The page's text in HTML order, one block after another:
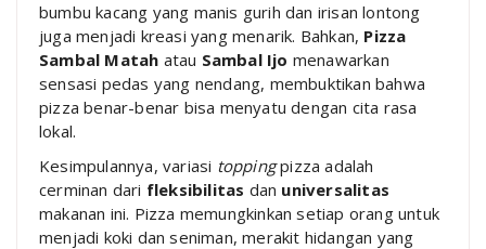
bumbu kacang yang manis gurih dan irisan lontong
juga menjadi kreasi yang menarik. Bahkan, Pizza
Sambal Matah atau Sambal Ijo menawarkan
sensasi pedas yang nendang, membuktikan bahwa
pizza benar-benar bisa menyatu dengan cita rasa
lokal.
Kesimpulannya, variasi toppingpizza adalah
cerminan dari fleksibilitas dan universalitas
makanan ini. Pizza memungkinkan setiap orang untuk
menjadi koki dan seniman, merakit hidangan yang